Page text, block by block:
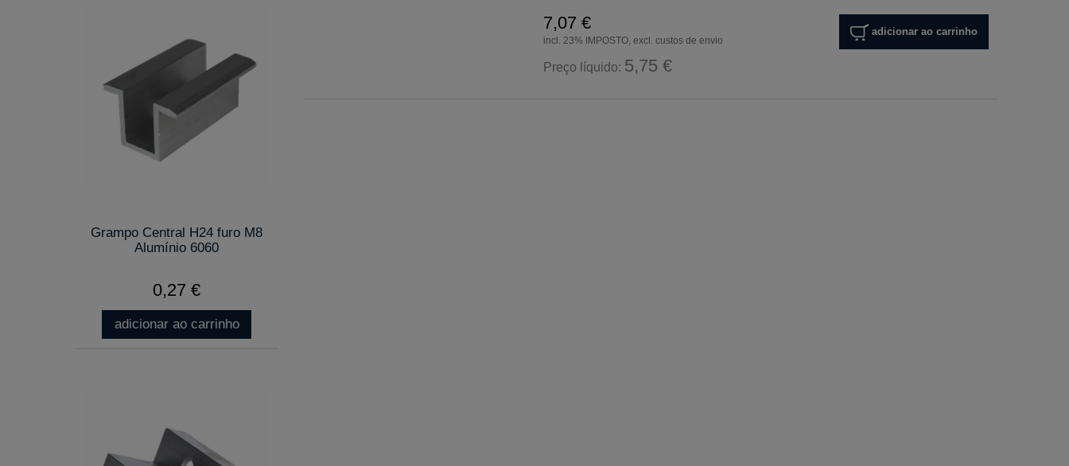
Grampo Central H24 furo M8
Alumínio 6060
0,27 €
adicionar ao carrinho
7,07 €
incl. 23% IMPOSTO, excl. custos de envio
Preço líquido: 5,75 €
adicionar ao carrinho